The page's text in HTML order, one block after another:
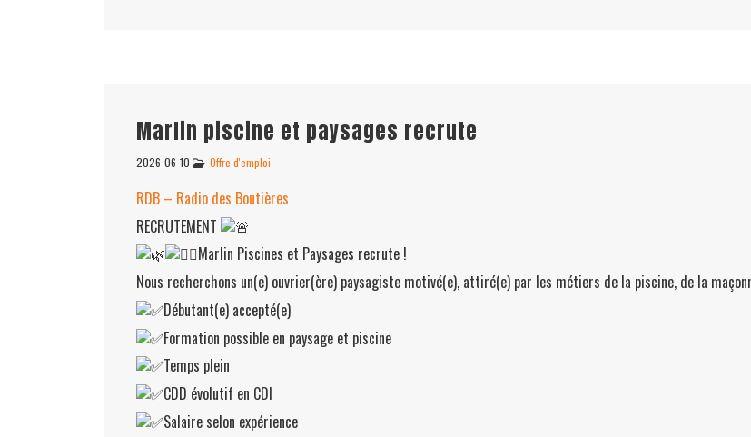
Marlin piscine et paysages recrute
2026-06-10 Offre d'emploi
RDB – Radio des Boutières
RECRUTEMENT
Marlin Piscines et Paysages recrute !
Nous recherchons un(e) ouvrier(ère) paysagiste motivé(e), attiré(e) par les métiers de la piscine, de la
Débutant(e) accepté(e)
Formation possible en paysage et piscine
Temps plein
CDD évolutif en CDI
Salaire selon expérience